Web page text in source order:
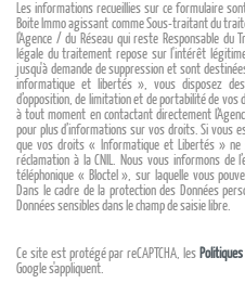
Les informations recueillies sur ce formulaire
Boite Immo agissant comme Sous-traitant du
l'Agence / du Réseau qui reste Responsable du
légale du traitement repose sur l'intérêt
jusqu'à demande de suppression et sont
informatique et libertés », vous disposez des
d’opposition, de limitation et de portabilité de
à tout moment en contactant directement
pour plus d’informations sur vos droits. Si vous
que vos droits « Informatique et Libertés »
réclamation à la CNIL. Nous vous informons de
téléphonique « Bloctel », sur laquelle vous
Dans le cadre de la protection des Données
Données sensibles dans le champ de saisie libre.
Ce site est protégé par reCAPTCHA, les
Google s'appliquent.